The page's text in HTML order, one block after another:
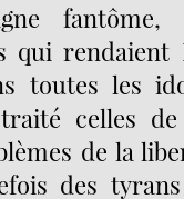
fantôme,
qui rendaient
toutes les
celles
de la
des